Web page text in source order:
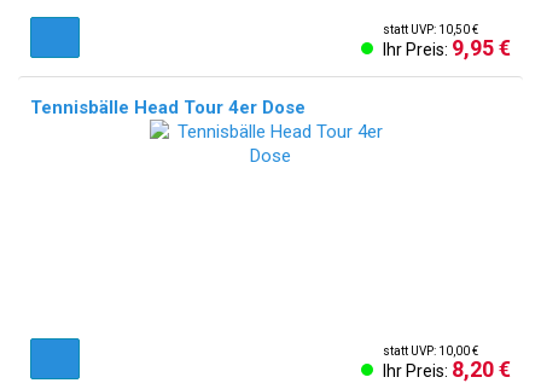
statt UVP: 10,50 €
Ihr Preis: 9,95 €
Tennisbälle Head Tour 4er Dose
statt UVP: 10,00 €
Ihr Preis: 8,20 €